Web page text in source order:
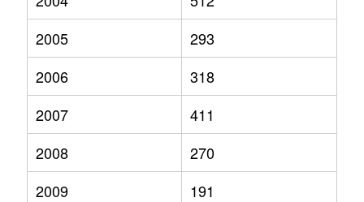
2005
293
2006
318
2007
411
2008
270
2009
191